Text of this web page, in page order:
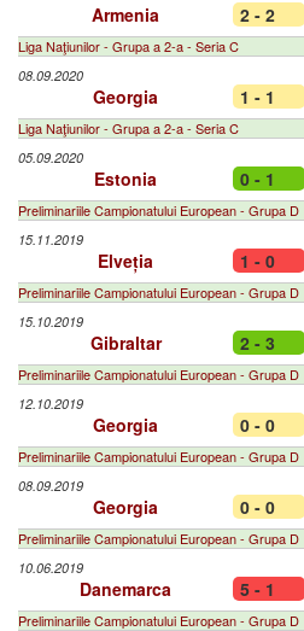
Armenia 2 - 2
Liga Naţiunilor - Grupa a 2-a - Seria C
08.09.2020
Georgia 1 - 1
Liga Naţiunilor - Grupa a 2-a - Seria C
05.09.2020
Estonia 0 - 1
Preliminariile Campionatului European - Grupa D
15.11.2019
Elveția 1 - 0
Preliminariile Campionatului European - Grupa D
15.10.2019
Gibraltar 2 - 3
Preliminariile Campionatului European - Grupa D
12.10.2019
Georgia 0 - 0
Preliminariile Campionatului European - Grupa D
08.09.2019
Georgia 0 - 0
Preliminariile Campionatului European - Grupa D
10.06.2019
Danemarca 5 - 1
Preliminariile Campionatului European - Grupa D